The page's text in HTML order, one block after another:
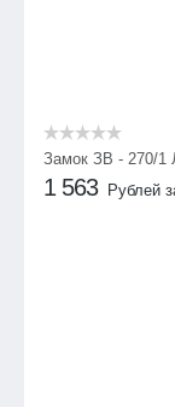
Замок ЗВ - 270/1
1 563 Рублей